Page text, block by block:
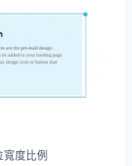
度比例